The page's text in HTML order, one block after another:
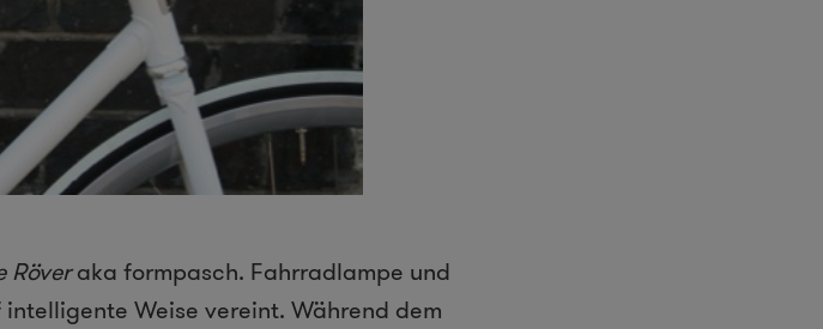
Röveraka formpasch. Fahrradlampe und
Weise vereint. Während dem